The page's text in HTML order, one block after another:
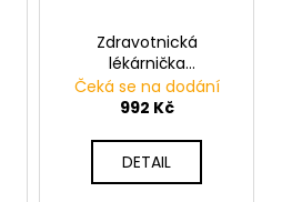
Zdravotnická
lékárnička
horizontální- velká
Čeká se na dodání
992 Kč
DETAIL